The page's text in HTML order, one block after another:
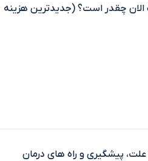
چقدر است؟ (جدیدترین هزینه
پیشگیری و راه‌ های درمان